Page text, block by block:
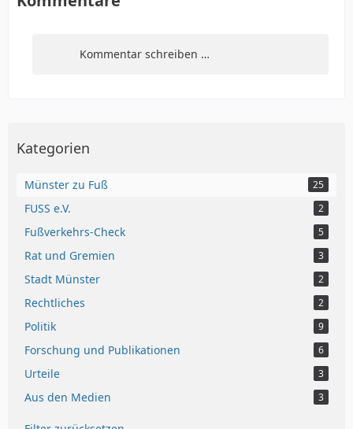
Kommentar schreiben …
Kategorien
Münster zu Fuß 25
FUSS e.V. 2
Fußverkehrs-Check 5
Rat und Gremien 3
Stadt Münster 2
Rechtliches 2
Politik 9
Forschung und Publikationen 6
Urteile 3
Aus den Medien 3